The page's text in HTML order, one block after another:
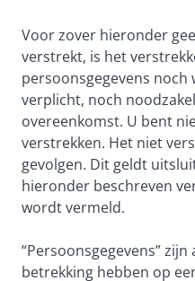
Voor zover hieronder
verstrekt, is het
persoonsgegevens
verplicht, noch
overeenkomst. U bent
verstrekken. Het niet
gevolgen. Dit geldt
hieronder beschreven
wordt vermeld.
“Persoonsgegevens” zijn
betrekking hebben op